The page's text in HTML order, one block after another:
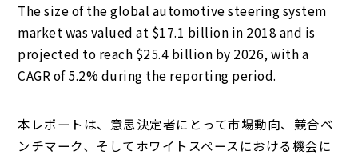
The size of the global automotive steering system
market was valued at $17.1 billion in 2018 and is
projected to reach $25.4 billion by 2026, with a
CAGR of 5.2% during the reporting period.
本レポートは、意思決定者にとって市場動向、競合ベ
ンチマーク、そしてホワイトスペースにおける機会に